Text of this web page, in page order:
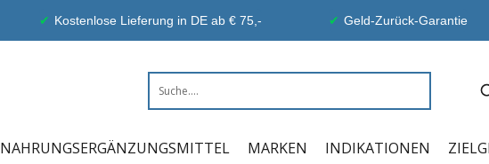
Kostenlose Lieferung in DE ab € 75,- Geld-Zurück-Garantie
NAHRUNGSERGÄNZUNGSMITTEL MARKEN INDIKATIONEN